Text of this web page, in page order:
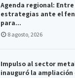
Agenda regional:
estrategias ante el
para...
8 agosto, 2026
Impulso al sector
inauguró la